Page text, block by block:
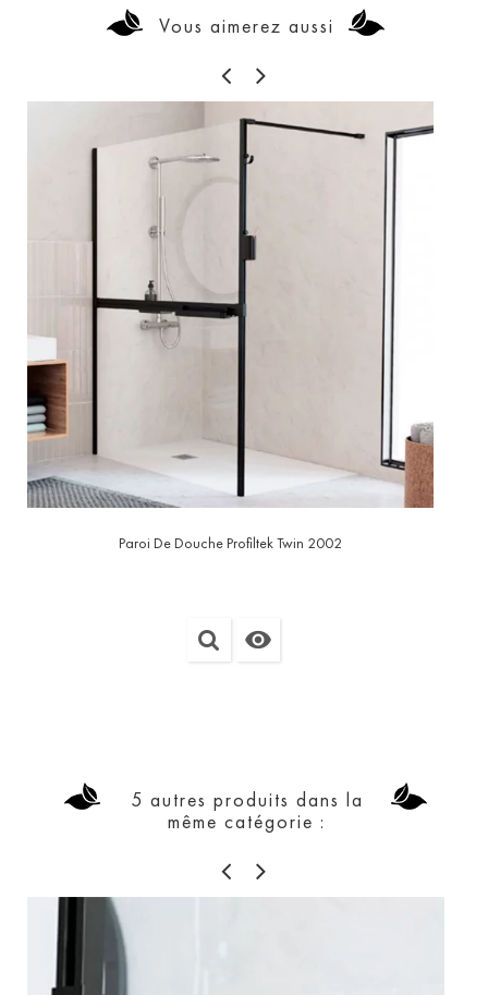
Vous aimerez aussi
Paroi De Douche Profiltek Twin 2002

5 autres produits dans la
même catégorie :